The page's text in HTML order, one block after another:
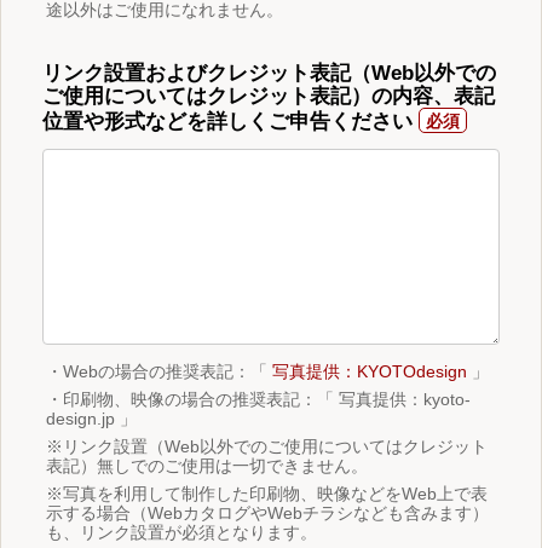
途以外はご使用になれません。
リンク設置およびクレジット表記（Web以外での
ご使用についてはクレジット表記）の内容、表記
位置や形式などを詳しくご申告ください
・Webの場合の推奨表記：「 写真提供：KYOTOdesign 」
・印刷物、映像の場合の推奨表記：「 写真提供：kyoto-
design.jp 」
※リンク設置（Web以外でのご使用についてはクレジット
表記）無しでのご使用は一切できません。
※写真を利用して制作した印刷物、映像などをWeb上で表
示する場合（WebカタログやWebチラシなども含みます）
も、リンク設置が必須となります。